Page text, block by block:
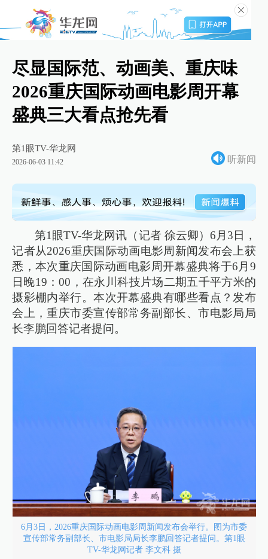
尽显国际范、动画美、重庆味
2026重庆国际动画电影周开幕
盛典三大看点抢先看
第1眼TV-华龙网
2026-06-03 11:42 听新闻
第1眼TV-华龙网讯（记者 徐云卿）6月3日，
记者从2026重庆国际动画电影周新闻发布会上获
悉，本次重庆国际动画电影周开幕盛典将于6月9
日晚19：00，在永川科技片场二期五千平方米的
摄影棚内举行。本次开幕盛典有哪些看点？发布
会上，重庆市委宣传部常务副部长、市电影局局
长李鹏回答记者提问。
6月3日，2026重庆国际动画电影周新闻发布会举行。图为市委
宣传部常务副部长、市电影局局长李鹏回答记者提问。第1眼
TV-华龙网记者 李文科 摄